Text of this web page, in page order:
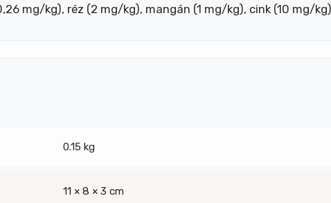
mg/kg), réz (2 mg/kg), mangán (1 mg/kg), cink (10 mg/
0.15 kg
11 × 8 × 3 cm